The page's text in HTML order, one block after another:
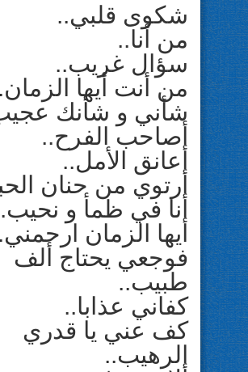
شكوى قلبي..
من أنا..
سؤال غريب..
من أنت أيها
شأني و شأنك
أصاحب الفرح..
أعانق الأمل..
أرتوي من حنان
أنا في ظمأ و
أيها الزمان
فوجعي يحتاج ألف
طبيب..
كفاني عذابا..
كف عني يا قدري
الرهيب..